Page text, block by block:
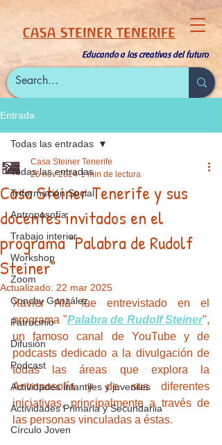
CASA STEINER TENERIFE
Educando a los creativas del futuro
Entrada
Todas las entradas
Triformación Social
Antroposofía
Trabajo interior
Workshop
Zoom
Conchy González
Patrocinio
Difusión
Podcast
Actividades infantiles y juveniles
Actividades Primaria y Secundariia
Círculo Joven
Todas las entradas
Casa Steiner Tenerife y sus
docentes invitados en el
programa "Palabra de Rudolf
Steiner"
Casa Steiner Tenerife
26 nov 2024 1 min de lectura
Actualizado: 22 mar 2025
Xavier Alà fue entrevistado en el
programa "Palabra de Rudolf Steiner",
un famoso canal de YouTube y de
podcasts dedicado a la divulgación de
todas las áreas que explora la
Antroposofía y de sus diferentes
iniciativas, principalmente a través de
las personas vinculadas a éstas.